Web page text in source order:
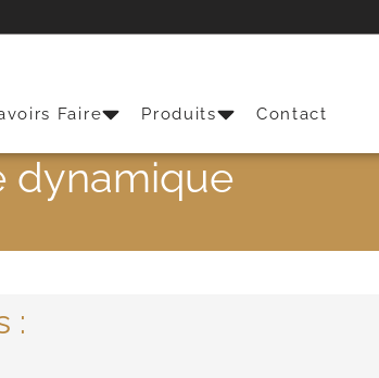
Faire Produits Contact
dynamique
: